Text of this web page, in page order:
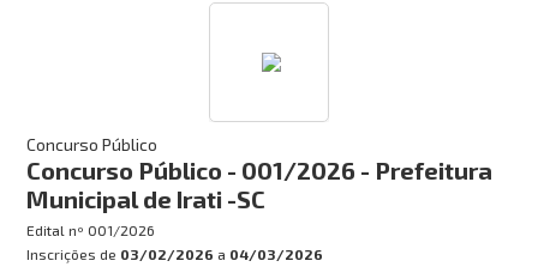
Concurso Público
Concurso Público - 001/2026 - Prefeitura
Municipal de Irati -SC
Edital nº 001/2026
Inscrições de 03/02/2026 a 04/03/2026